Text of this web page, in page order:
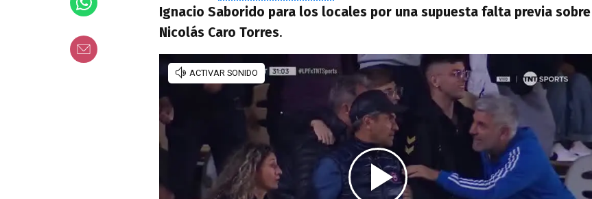
Ignacio Saborido para los locales por una supuesta falta previa sobre
Nicolás Caro Torres.